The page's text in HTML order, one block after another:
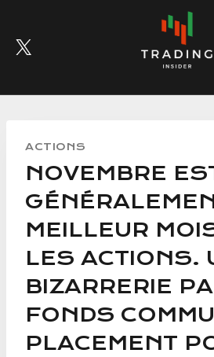
content
ACTIONS
NOVEMBRE
MEILLEUR
LES ACTIONS.
BIZARRERIE
FONDS
PLACEMENT